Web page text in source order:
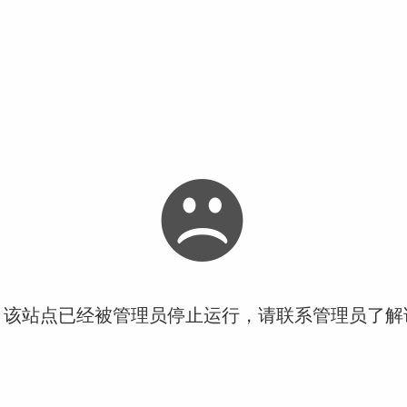
站点已经被管理员停止运行，请联系管理员了